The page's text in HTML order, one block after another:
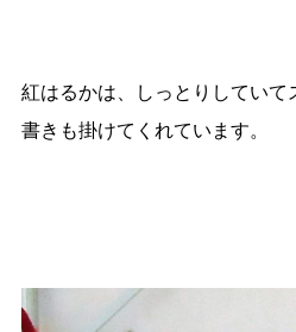
紅はるかは、しっとりしてい
書きも掛けてくれています。